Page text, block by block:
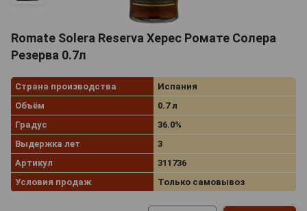
Romate Solera Reserva Херес Ромате Солера
Резерва 0.7л
Страна производства
Испания
Объём
0.7 л
Градус
36.0%
Выдержка лет
3
Артикул
311736
Условия продаж
Только самовывоз